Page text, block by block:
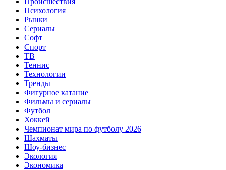
Психология
Рынки
Сериалы
Софт
Спорт
ТВ
Теннис
Технологии
Тренды
Фигурное катание
Фильмы и сериалы
Футбол
Хоккей
Чемпионат мира по футболу 2026
Шахматы
Шоу-бизнес
Экология
Экономика